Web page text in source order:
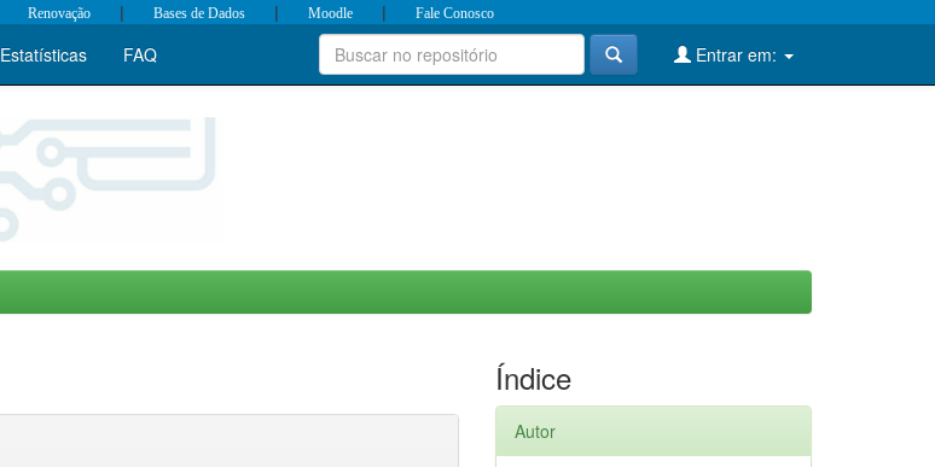
Renovação | Bases de Dados | Moodle | Fale Conosco
Estatísticas FAQ Entrar em:
Índice
Autor